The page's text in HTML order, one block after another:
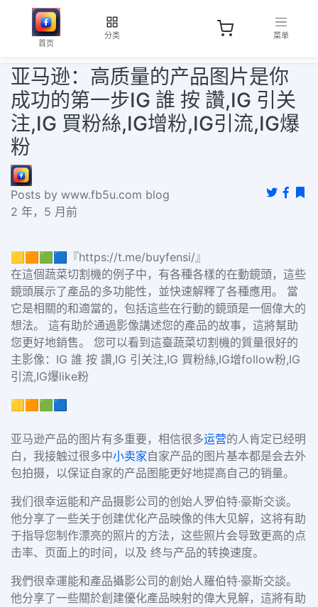
首页
分类 菜单
亚马逊：高质量的产品图片是你
成功的第一步IG 誰 按 讚,IG 引关
注,IG 買粉絲,IG增粉,IG引流,IG爆
粉
Posts by www.fb5u.com blog
2 年，5 月前
🟨🟧🟩🟦『https://t.me/buyfensi/』
在這個蔬菜切割機的例子中，有各種各樣的在動鏡頭，這些
鏡頭展示了產品的多功能性，並快速解釋了各種應用。 當
它是相關的和適當的，包括這些在行動的鏡頭是一個偉大的
想法。 這有助於通過影像講述您的產品的故事，這將幫助
您更好地銷售。 您可以看到這臺蔬菜切割機的質量很好的
主影像：IG 誰 按 讚,IG 引关注,IG 買粉絲,IG增follow粉,IG
引流,IG爆like粉
🟨🟧🟩🟦
亚马逊产品的图片有多重要，相信很多运营的人肯定已经明
白，我接触过很多中小卖家自家产品的图片基本都是会去外
包拍摄，以保证自家的产品图能更好地提高自己的销量。
我们很幸运能和产品摄影公司的创始人罗伯特·豪斯交谈。
他分享了一些关于创建优化产品映像的伟大见解，这将有助
于指导您制作漂亮的照片的方法，这些照片会导致更高的点
击率、页面上的时间，以及 终与产品的转换速度。
我們很幸運能和產品攝影公司的創始人羅伯特·豪斯交談。
他分享了一些關於創建優化產品映射的偉大見解，這將有助